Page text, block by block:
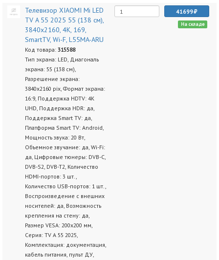
Телевизор XIAOMI Mi LED
TV A 55 2025 55 (138 см),
3840x2160, 4K, 169,
SmartTV, Wi-F, L55MA-ARU
Код товара: 315588
Тип экрана: LED, Диагональ
экрана: 55 (138 см),
Разрешение экрана:
3840x2160 pix, Формат экрана:
16:9, Поддержка HDTV: 4K
UHD, Поддержка HDR: да,
Поддержка Smart TV: да,
Платформа Smart TV: Android,
Мощность звука: 20 Вт,
Объемное звучание: да, Wi-Fi:
да, Цифровые тюнеры: DVB-C,
DVB-S2, DVB-T2, Количество
HDMI-портов: 3 шт.,
Количество USB-портов: 1 шт.,
Воспроизведение с внешних
носителей: да, Возможность
крепления на стену: да,
Размер VESA: 200x200 мм,
Серия: TV A 55 2025,
Комплектация: документация,
кабель питания, пульт ДУ,
41699
На складе